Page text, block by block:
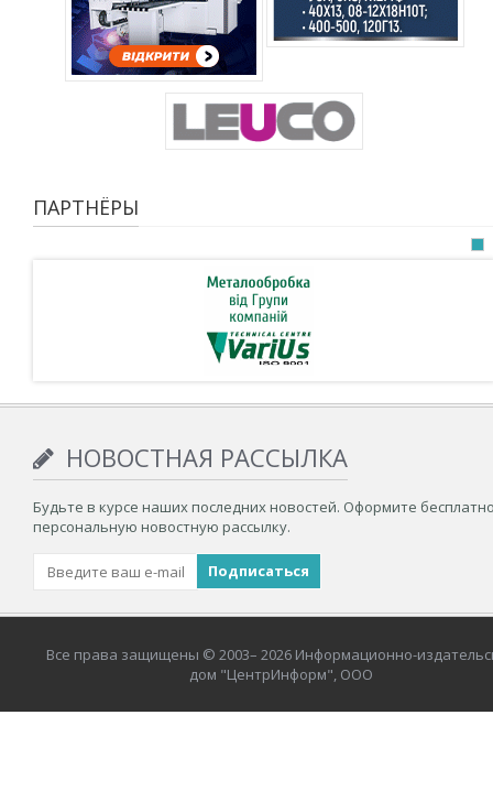
ПАРТНЁРЫ
НОВОСТНАЯ РАССЫЛКА
Будьте в курсе наших последних новостей. Оформите
персональную новостную рассылку.
Все права защищены © 2003– 2026 Информационно-
дом "ЦентрИнформ", ООО